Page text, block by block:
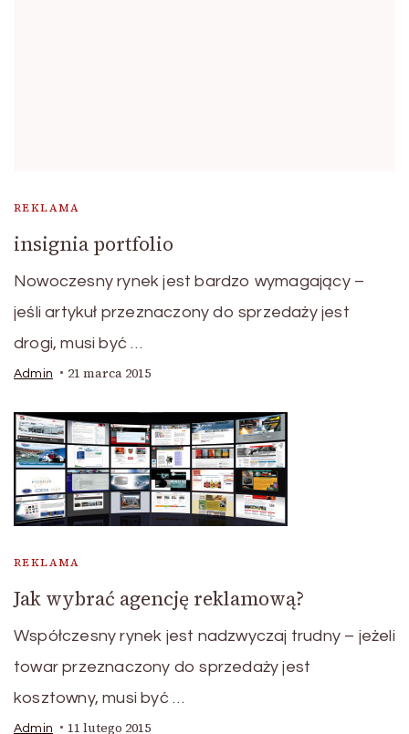
REKLAMA
insignia portfolio
Nowoczesny rynek jest bardzo wymagający –
jeśli artykuł przeznaczony do sprzedaży jest
drogi, musi być …
Admin 21 marca 2015
REKLAMA
Jak wybrać agencję reklamową?
Współczesny rynek jest nadzwyczaj trudny – jeżeli
towar przeznaczony do sprzedaży jest
kosztowny, musi być …
Admin 11 lutego 2015